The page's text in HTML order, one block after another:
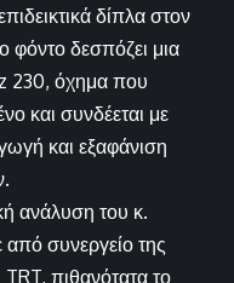
δίπλα στον
φόντο δεσπόζει μια
230, όχημα που
και συνδέεται με
και εξαφάνιση
ανάλυση του κ.
συνεργείο της
πιθανότατα το